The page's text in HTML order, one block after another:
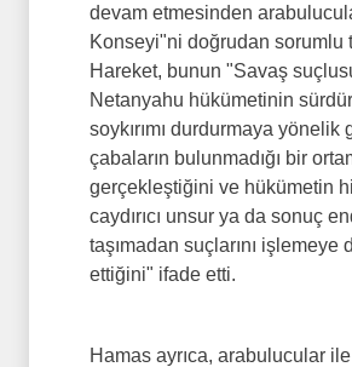
devam etmesinden
Konseyi"ni doğrudan sorumlu
Hareket, bunun "Savaş
Netanyahu hükümetinin
soykırımı durdurmaya yönelik
çabaların bulunmadığı bir
gerçekleştiğini ve hükümetin
caydırıcı unsur ya da sonuç
taşımadan suçlarını işlemeye
ettiğini" ifade etti.
Hamas ayrıca, arabulucular